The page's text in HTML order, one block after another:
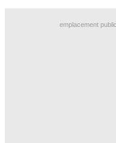
emplacement